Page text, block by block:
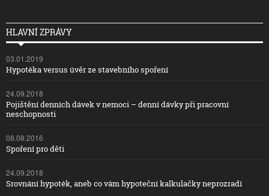
HLAVNÍ ZPRÁVY
03.01.2019
Hypotéka versus úvěr ze stavebního spoření
24.09.2018
Pojištění denních dávek v nemoci – denní dávky při pracovní
neschopnosti
08.08.2016
Spoření pro děti
24.09.2018
Srovnání hypoték, aneb co vám hypoteční kalkulačky neprozradí